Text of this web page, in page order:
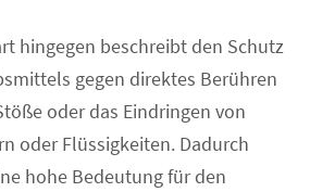
hingegen beschreibt den Schutz
gegen direktes Berühren
oder das Eindringen von
oder Flüssigkeiten. Dadurch
hohe Bedeutung für den